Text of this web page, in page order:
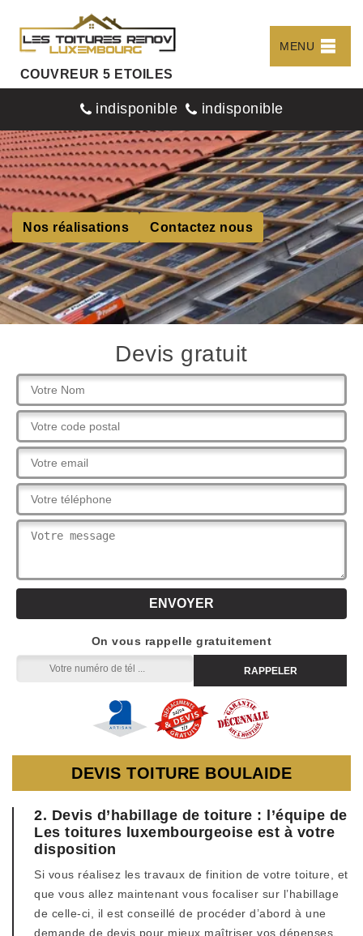
COUVREUR 5 ETOILES
MENU
indisponible indisponible
Nos réalisations Contactez nous
Devis gratuit
On vous rappelle gratuitement
DEVIS TOITURE BOULAIDE
2. Devis d’habillage de toiture : l’équipe de
Les toitures luxembourgeoise est à votre
disposition
Si vous réalisez les travaux de finition de votre toiture, et
que vous allez maintenant vous focaliser sur l’habillage
de celle-ci, il est conseillé de procéder d’abord à une
demande de devis pour mieux maîtriser vos dépenses.